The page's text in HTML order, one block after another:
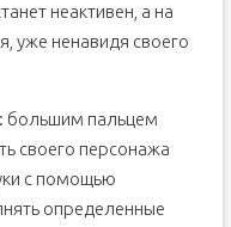
неактивен, а на
уже ненавидя своего
большим пальцем
своего персонажа
с помощью
определенные